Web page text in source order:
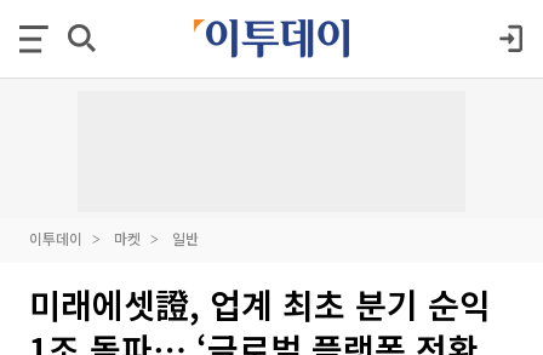
이투데이 마켓 일반
미래에셋證, 업계 최초 분기 순익